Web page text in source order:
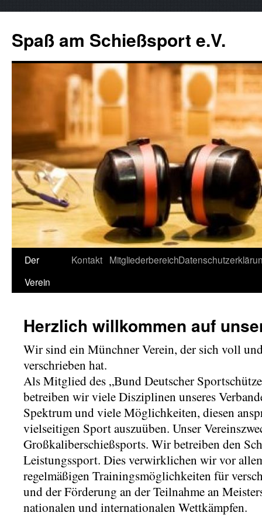
springen
Spaß am Schießsport e.V.
Der
Verein
Kontakt Mitgliederbereich
Herzlich willkommen auf
Wir sind ein Münchner Verein, der sich voll
verschrieben hat.
Als Mitglied des „Bund Deutscher
betreiben wir viele Disziplinen unseres
Spektrum und viele Möglichkeiten, diesen
vielseitigen Sport auszuüben. Unser
Großkaliberschießsports. Wir betreiben den
Leistungssport. Dies verwirklichen wir vor
regelmäßigen Trainingsmöglichkeiten für
und der Förderung an der Teilnahme an
nationalen und internationalen Wettkämpfen.